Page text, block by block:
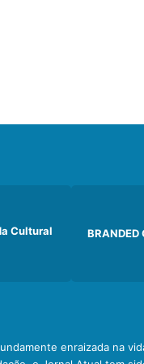
Cultural BRANDED
enraizada na